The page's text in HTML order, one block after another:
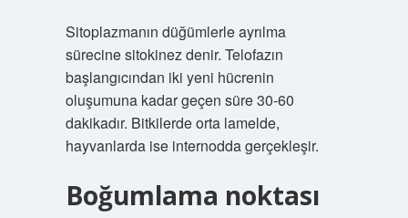
Sitoplazmanın düğümlerle ayrılma
sürecine sitokinez denir. Telofazın
başlangıcından iki yeni hücrenin
oluşumuna kadar geçen süre 30-60
dakikadır. Bitkilerde orta lamelde,
hayvanlarda ise internodda gerçekleşir.
Boğumlama noktası